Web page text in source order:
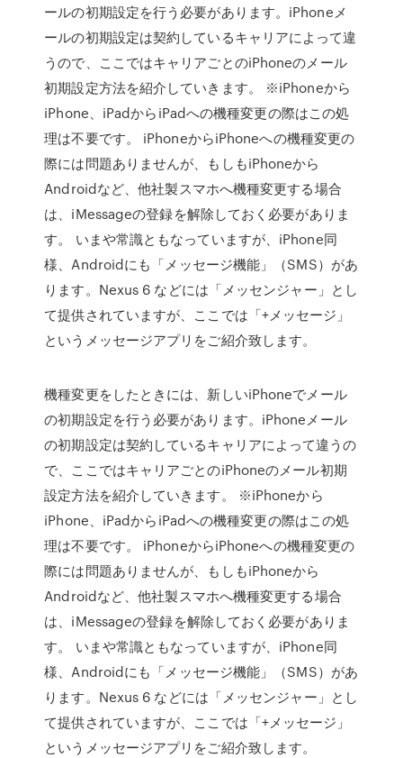
ールの初期設定を行う必要があります。iPhoneメ
ールの初期設定は契約しているキャリアによって違
うので、ここではキャリアごとのiPhoneのメール
初期設定方法を紹介していきます。 ※iPhoneから
iPhone、iPadからiPadへの機種変更の際はこの処
理は不要です。 iPhoneからiPhoneへの機種変更の
際には問題ありませんが、もしもiPhoneから
Androidなど、他社製スマホへ機種変更する場合
は、iMessageの登録を解除しておく必要がありま
す。 いまや常識ともなっていますが、iPhone同
様、Androidにも「メッセージ機能」（SMS）があ
ります。Nexus 6 などには「メッセンジャー」とし
て提供されていますが、ここでは「+メッセージ」
というメッセージアプリをご紹介致します。
機種変更をしたときには、新しいiPhoneでメール
の初期設定を行う必要があります。iPhoneメール
の初期設定は契約しているキャリアによって違うの
で、ここではキャリアごとのiPhoneのメール初期
設定方法を紹介していきます。 ※iPhoneから
iPhone、iPadからiPadへの機種変更の際はこの処
理は不要です。 iPhoneからiPhoneへの機種変更の
際には問題ありませんが、もしもiPhoneから
Androidなど、他社製スマホへ機種変更する場合
は、iMessageの登録を解除しておく必要がありま
す。 いまや常識ともなっていますが、iPhone同
様、Androidにも「メッセージ機能」（SMS）があ
ります。Nexus 6 などには「メッセンジャー」とし
て提供されていますが、ここでは「+メッセージ」
というメッセージアプリをご紹介致します。